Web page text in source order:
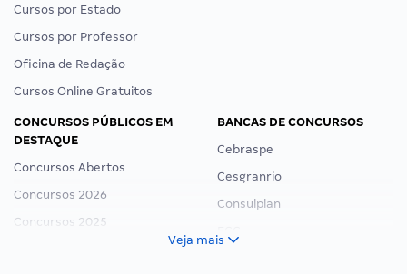
Cursos por Estado
Cursos por Professor
Oficina de Redação
Cursos Online Gratuitos
CONCURSOS PÚBLICOS EM
DESTAQUE
Concursos Abertos
Concursos 2026
Concursos 2025
BANCAS DE CONCURSOS
Cebraspe
Cesgranrio
Consulplan
Veja mais